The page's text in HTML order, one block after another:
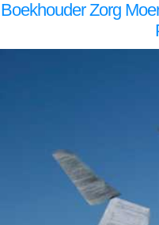
Boekhouder Zorg